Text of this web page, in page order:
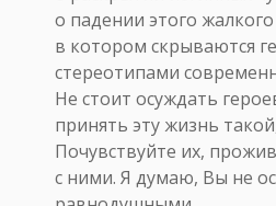
о падении этого
в котором скрываются
стереотипами
Не стоит осуждать
принять эту жизнь
Почувствуйте их,
с ними. Я думаю, Вы не